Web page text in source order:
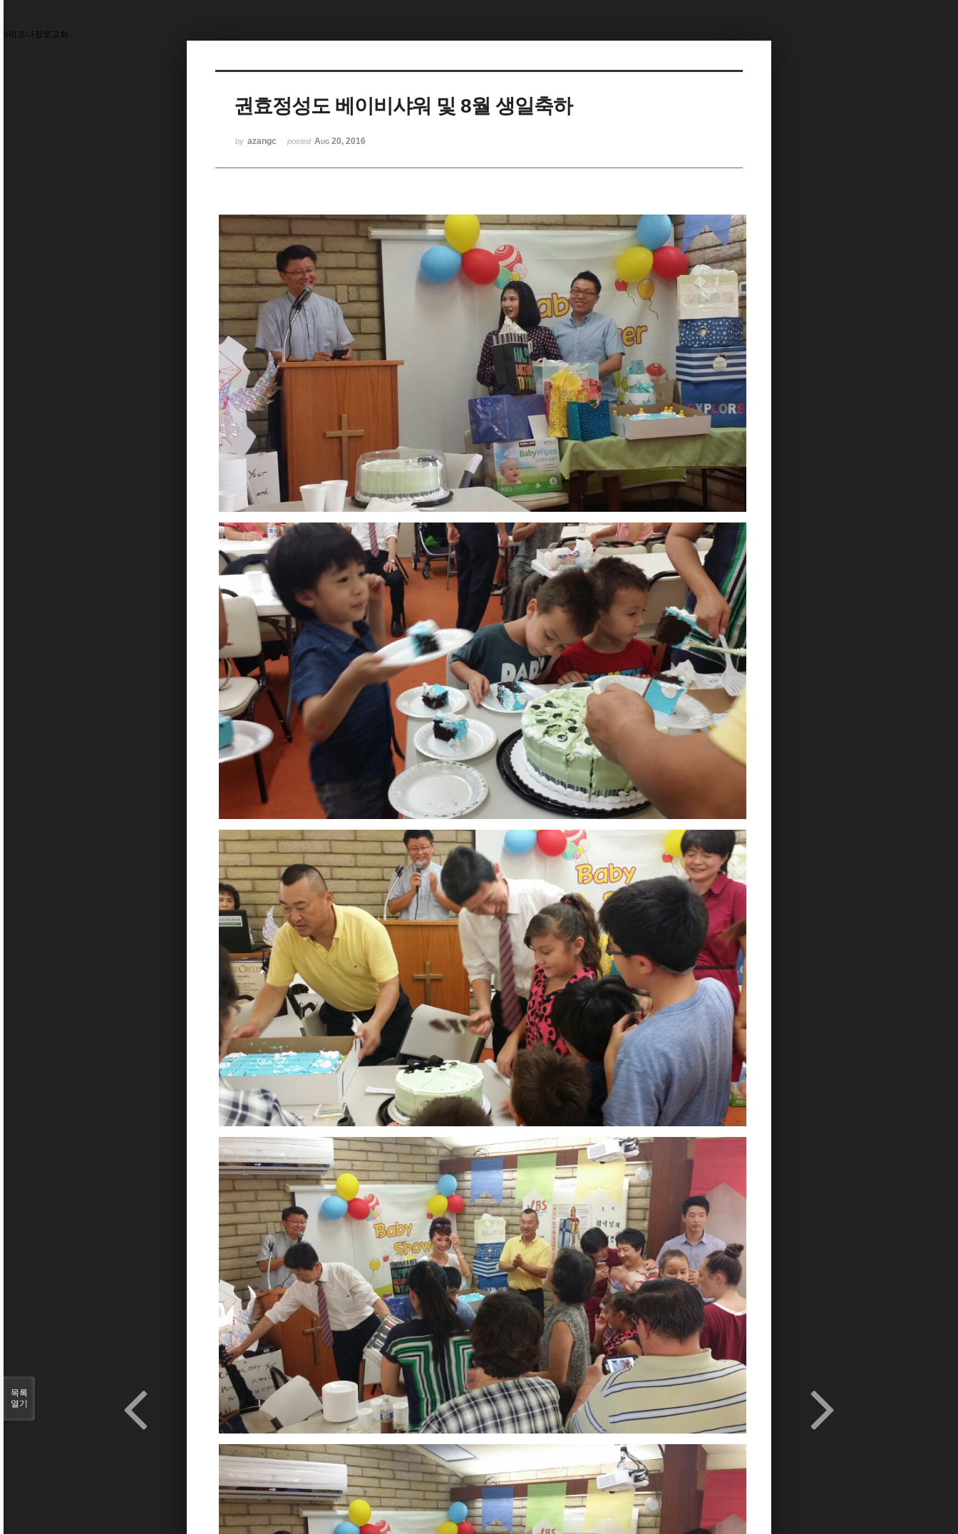
아리조나장로교회
권효정성도 베이비샤워 및 8월 생일축하
by azangc posted Aug 20, 2016
목록
열기
Sketchbook5, 스케치북5
Sketchbook5, 스케치북5